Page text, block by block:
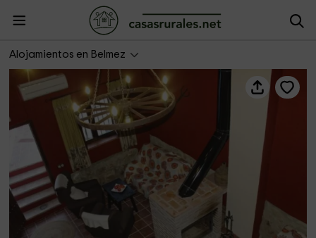
Alojamientos en Belmez
La Milana- Principal